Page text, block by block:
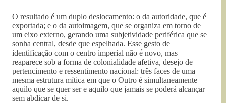
O resultado é um duplo deslocamento: o da autoridade, que é
exportada; e o da autoimagem, que se organiza em torno de
um eixo externo, gerando uma subjetividade periférica que se
sonha central, desde que espelhada. Esse gesto de
identificação com o centro imperial não é novo, mas
reaparece sob a forma de colonialidade afetiva, desejo de
pertencimento e ressentimento nacional: três faces de uma
mesma estrutura mítica em que o Outro é simultaneamente
aquilo que se quer ser e aquilo que jamais se poderá alcançar
sem abdicar de si.